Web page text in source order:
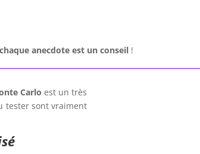
chaque anecdote est unconseil !
Carlo est un très
tester sont vraiment